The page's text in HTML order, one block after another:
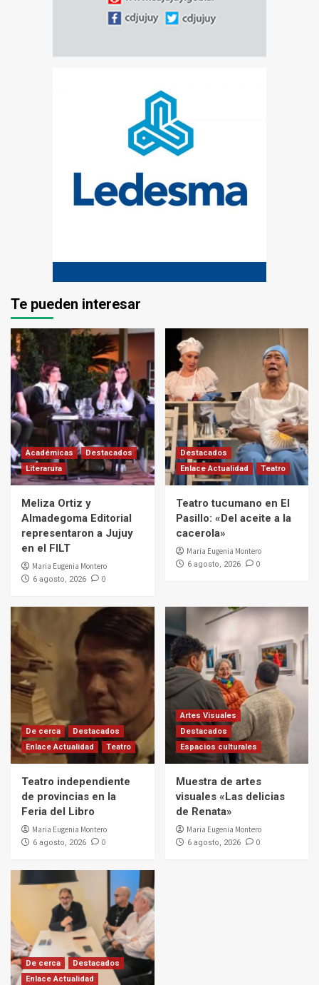
Te pueden interesar
Académicas
Destacados
Literarura
Meliza Ortiz y
Almadegoma Editorial
representaron a Jujuy
en el FILT
Maria Eugenia Montero
6 agosto, 2026 0
Destacados
Enlace Actualidad
Teatro
Teatro tucumano en El
Pasillo: «Del aceite a la
cacerola»
Maria Eugenia Montero
6 agosto, 2026 0
De cerca
Destacados
Enlace Actualidad
Teatro
Teatro independiente
de provincias en la
Feria del Libro
Maria Eugenia Montero
6 agosto, 2026 0
Artes Visuales
Destacados
Espacios culturales
Muestra de artes
visuales «Las delicias
de Renata»
Maria Eugenia Montero
6 agosto, 2026 0
De cerca
Destacados
Enlace Actualidad